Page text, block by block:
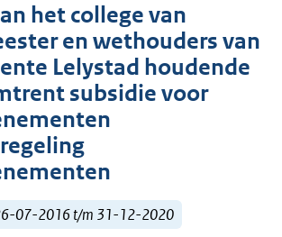
het college van
en wethouders van
Lelystad houdende
subsidie voor
07-2016 t/m 31-12-2020